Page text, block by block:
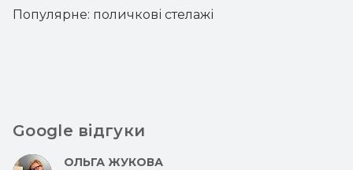
Популярне: поличкові стелажі
Google відгуки
ОЛЬГА ЖУКОВА